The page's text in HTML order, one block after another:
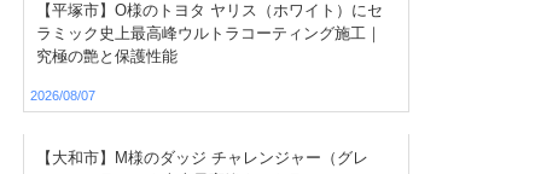
【平塚市】O様のトヨタ ヤリス（ホワイト）にセ
ラミック史上最高峰ウルトラコーティング施工｜
究極の艶と保護性能
2026/08/07
【大和市】M様のダッジ チャレンジャー（グレ